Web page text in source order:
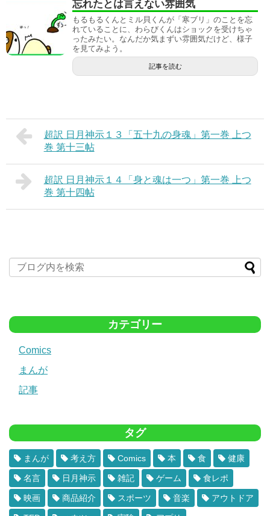
忘れたとは言えない雰囲気
もるもるくんとミル貝くんが「寒ブリ」のことを忘
れていることに、わらびくんはショックを受けちゃ
ったみたい。なんだか気まずい雰囲気だけど、様子
を見てみよう。
記事を読む
超訳 日月神示１３「五十九の身魂」第一巻 上つ
巻 第十三帖
超訳 日月神示１４「身と魂は一つ」第一巻 上つ
巻 第十四帖
カテゴリー
Comics
まんが
記事
タグ
まんが 考え方 Comics 本 食 健康
名言 日月神示 雑記 ゲーム 食レポ
映画 商品紹介 スポーツ 音楽 アウトドア